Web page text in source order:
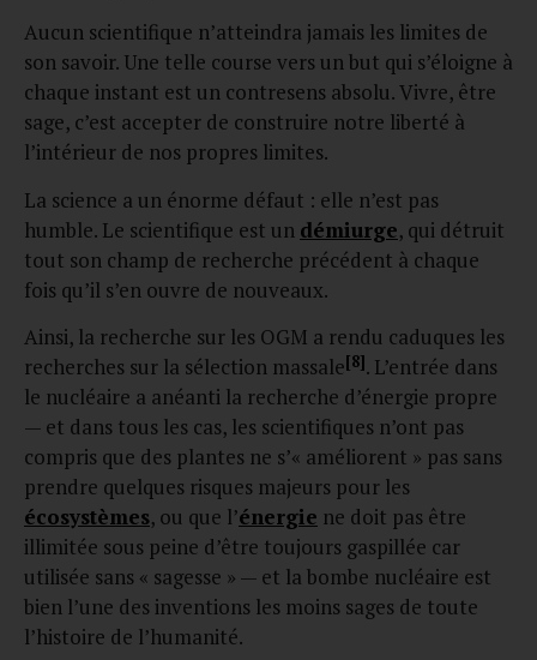
Aucun scientifique n’atteindra jamais les limites de
son savoir. Une telle course vers un but qui s’éloigne à
chaque instant est un contresens absolu. Vivre, être
sage, c’est accepter de construire notre liberté à
l’intérieur de nos propres limites.
La science a un énorme défaut : elle n’est pas
humble. Le scientifique est un démiurge, qui détruit
tout son champ de recherche précédent à chaque
fois qu’il s’en ouvre de nouveaux.
Ainsi, la recherche sur les OGM a rendu caduques les
recherches sur la sélection massale[8]. L’entrée dans
le nucléaire a anéanti la recherche d’énergie propre
— et dans tous les cas, les scientifiques n’ont pas
compris que des plantes ne s’« améliorent » pas sans
prendre quelques risques majeurs pour les
écosystèmes, ou que l’énergie ne doit pas être
illimitée sous peine d’être toujours gaspillée car
utilisée sans « sagesse » — et la bombe nucléaire est
bien l’une des inventions les moins sages de toute
l’histoire de l’humanité.